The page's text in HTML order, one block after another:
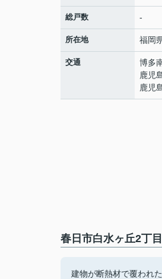
総戸数 -
所在地 福岡
交通 博多
鹿児
鹿児
春日市白水ヶ丘2丁
建物が断熱材で覆われ